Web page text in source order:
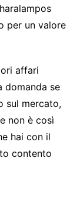
per un valore
affari
domanda se
sul mercato,
non è così
hai con il
contento